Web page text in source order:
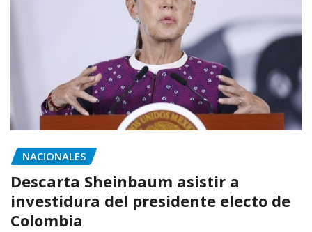
NACIONALES
Descarta Sheinbaum asistir a
investidura del presidente electo de
Colombia